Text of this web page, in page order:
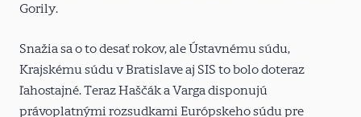
Gorily.
Snažia sa o to desať rokov, ale Ústavnému súdu,
Krajskému súdu v Bratislave aj SIS to bolo doteraz
ľahostajné. Teraz Haščák a Varga disponujú
právoplatnými rozsudkami Európskeho súdu pre